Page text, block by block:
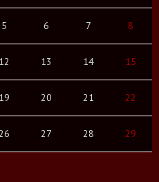
5 6 7 8
12 13 14 15
19 20 21 22
27 28 29